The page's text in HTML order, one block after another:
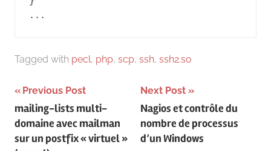
Tagged with pecl, php, scp, ssh, ssh2.so
Navigation
de
l’article
Previous Post
mailing-lists multi-
domaine avec mailman
sur un postfix « virtuel »
Next Post
Nagios et contrôle du
nombre de processus
d’un Windows